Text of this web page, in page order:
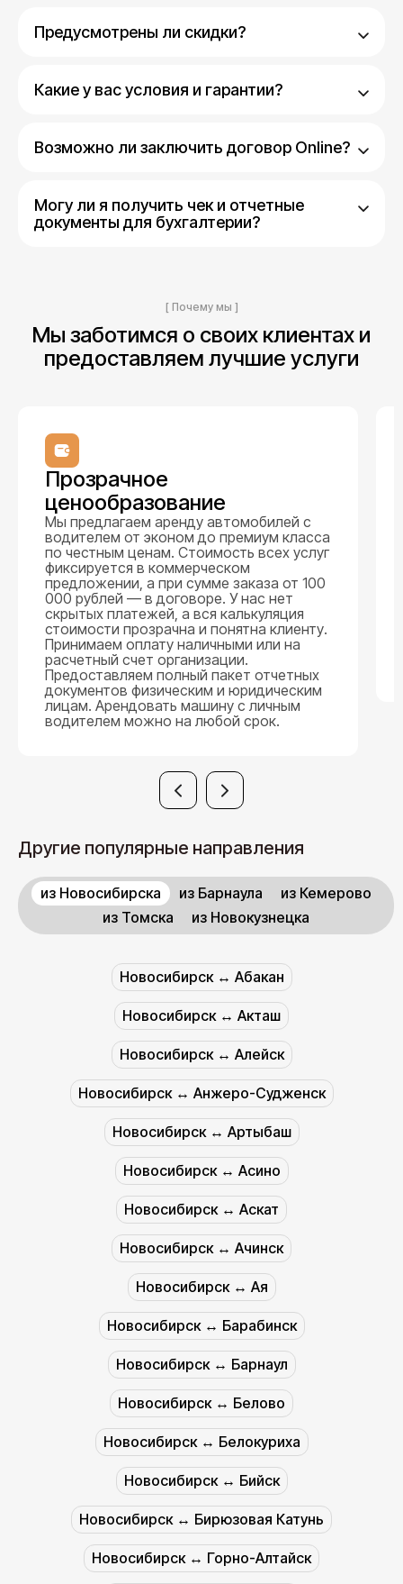
Предусмотрены ли скидки?
Какие у вас условия и гарантии?
Возможно ли заключить договор Online?
Могу ли я получить чек и отчетные
документы для бухгалтерии?
[ Почему мы ]
Мы заботимся о своих клиентах и
предоставляем лучшие услуги
Прозрачное
ценообразование
Мы предлагаем аренду автомобилей с
водителем от эконом до премиум класса
по честным ценам. Стоимость всех услуг
фиксируется в коммерческом
предложении, а при сумме заказа от 100
000 рублей — в договоре. У нас нет
скрытых платежей, а вся калькуляция
стоимости прозрачна и понятна клиенту.
Принимаем оплату наличными или на
расчетный счет организации.
Предоставляем полный пакет отчетных
документов физическим и юридическим
лицам. Арендовать машину с личным
водителем можно на любой срок.
Другие популярные направления
из Новосибирска из Барнаула
из Кемерово
из Томска
из Новокузнецка
Новосибирск ↔︎ Абакан
Новосибирск ↔︎ Акташ
Новосибирск ↔︎ Алейск
Новосибирск ↔︎ Анжеро-Судженск
Новосибирск ↔︎ Артыбаш
Новосибирск ↔︎ Асино
Новосибирск ↔︎ Аскат
Новосибирск ↔︎ Ачинск
Новосибирск ↔︎ Ая
Новосибирск ↔︎ Барабинск
Новосибирск ↔︎ Барнаул
Новосибирск ↔︎ Белово
Новосибирск ↔︎ Белокуриха
Новосибирск ↔︎ Бийск
Новосибирск ↔︎ Бирюзовая Катунь
Новосибирск ↔︎ Горно-Алтайск